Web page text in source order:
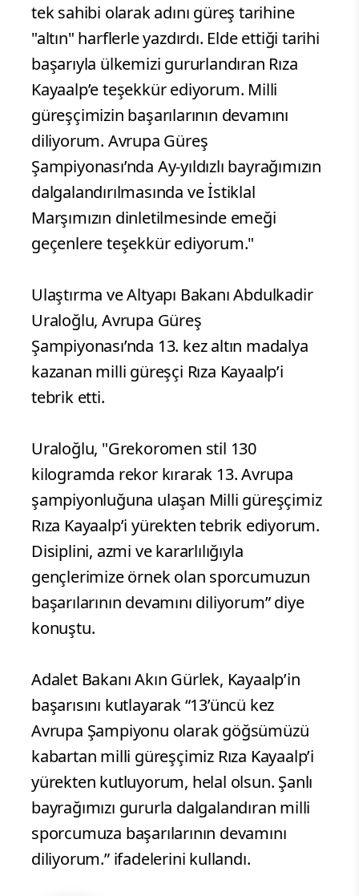
tek sahibi olarak adını güreş tarihine
"altın" harflerle yazdırdı. Elde ettiği tarihi
başarıyla ülkemizi gururlandıran Rıza
Kayaalp’e teşekkür ediyorum. Milli
güreşçimizin başarılarının devamını
diliyorum. Avrupa Güreş
Şampiyonası’nda Ay-yıldızlı bayrağımızın
dalgalandırılmasında ve İstiklal
Marşımızın dinletilmesinde emeği
geçenlere teşekkür ediyorum."
Ulaştırma ve Altyapı Bakanı Abdulkadir
Uraloğlu, Avrupa Güreş
Şampiyonası’nda 13. kez altın madalya
kazanan milli güreşçi Rıza Kayaalp’i
tebrik etti.
Uraloğlu, "Grekoromen stil 130
kilogramda rekor kırarak 13. Avrupa
şampiyonluğuna ulaşan Milli güreşçimiz
Rıza Kayaalp’i yürekten tebrik ediyorum.
Disiplini, azmi ve kararlılığıyla
gençlerimize örnek olan sporcumuzun
başarılarının devamını diliyorum” diye
konuştu.
Adalet Bakanı Akın Gürlek, Kayaalp’in
başarısını kutlayarak “13’üncü kez
Avrupa Şampiyonu olarak göğsümüzü
kabartan milli güreşçimiz Rıza Kayaalp’i
yürekten kutluyorum, helal olsun. Şanlı
bayrağımızı gururla dalgalandıran milli
sporcumuza başarılarının devamını
diliyorum.” ifadelerini kullandı.